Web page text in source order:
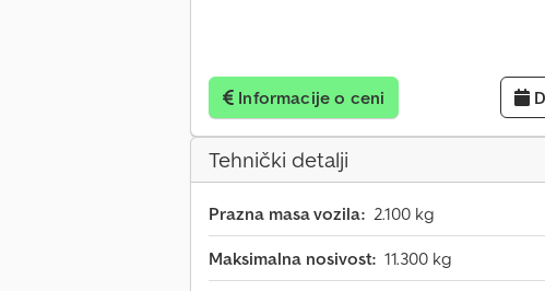
Informacije o ceni
Tehnički detalji
Prazna masa vozila: 2.100 kg
Maksimalna nosivost: 11.300 kg